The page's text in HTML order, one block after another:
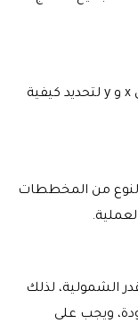
يرسم هذا الرسم البياني البيانات على محوري x و y لتحديد كيفية
من المخططات
الشمولية، لذلك
ويجب على